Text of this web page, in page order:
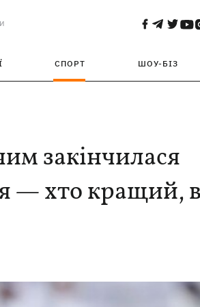
СПОРТ ШОУ-БІЗ
закінчилася
— хто кращий,